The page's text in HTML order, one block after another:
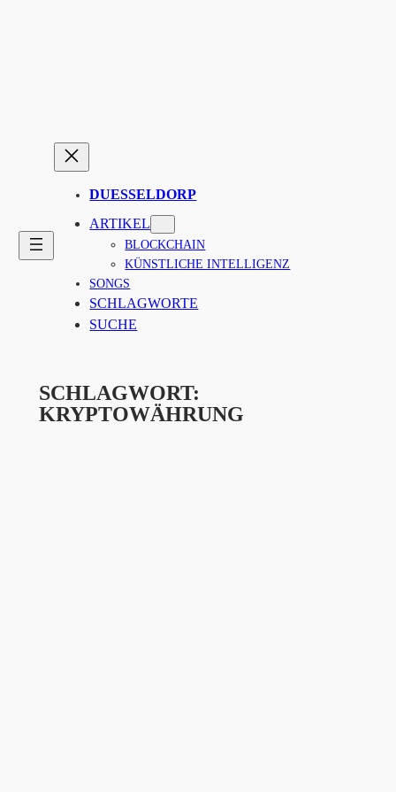
DUESSELDORP
ARTIKEL
BLOCKCHAIN
KÜNSTLICHE INTELLIGENZ
SONGS
SCHLAGWORTE
SUCHE
SCHLAGWORT:
KRYPTOWÄHRUNG